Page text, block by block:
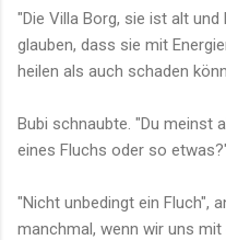
"Die Villa Borg, sie ist alt
glauben, dass sie mit
heilen als auch schaden
Bubi schnaubte. "Du meinst
eines Fluchs oder so
"Nicht unbedingt ein Fluch",
manchmal, wenn wir uns